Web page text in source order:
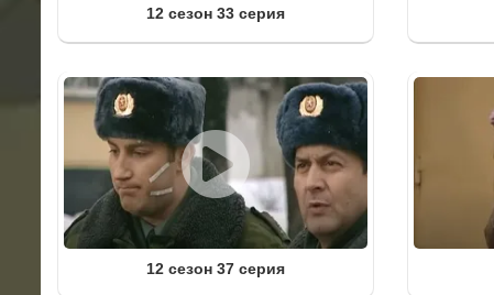
12 сезон 33 серия
12 сезон 37 серия